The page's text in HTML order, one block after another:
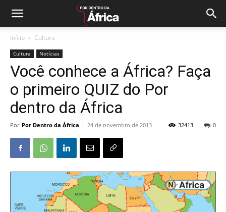
Início Cultura
Cultura Notícias
Você conhece a África? Faça
o primeiro QUIZ do Por
dentro da África
Por Por Dentro da África - 24 de novembro de 2013 0
32413